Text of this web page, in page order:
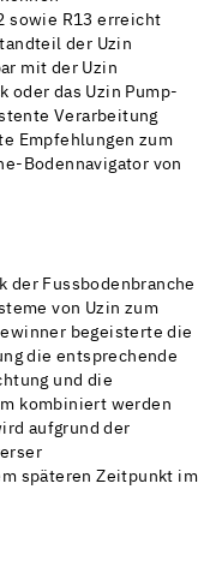
sowie R13 erreicht
der Uzin
mit der Uzin
oder das Uzin Pump-
Verarbeitung
Empfehlungen zum
Bodennavigator von
der Fussbodenbranche
von Uzin zum
begeisterte die
die entsprechende
und die
kombiniert werden
aufgrund der
späteren Zeitpunkt im